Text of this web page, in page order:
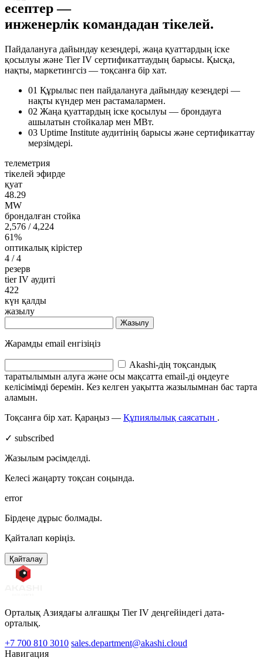
есептер —
инженерлік командадан тікелей.
Пайдалануға дайындау кезеңдері, жаңа қуаттардың іске
қосылуы және Tier IV сертификаттаудың барысы. Қысқа,
нақты, маркетингсіз — тоқсанға бір хат.
01 Құрылыс пен пайдалануға дайындау кезеңдері —
нақты күндер мен растамалармен.
02 Жаңа қуаттардың іске қосылуы — брондауға
ашылатын стойкалар мен МВт.
03 Uptime Institute аудитінің барысы және сертификаттау
мерзімдері.
телеметрия
тікелей эфирде
қуат
48.28
MW
брондалған стойка
2,576 / 4,224
61%
оптикалық кірістер
4 / 4
резерв
tier IV аудиті
422
күн қалды
жазылу
Жазылу
Жарамды email енгізіңіз
Akashi-дің тоқсандық
таратылымын алуға және осы мақсатта email-ді өңдеуге
келісімімді беремін. Кез келген уақытта жазылымнан бас тарта
аламын.
Тоқсанға бір хат. Қараңыз — Құпиялылық саясатын .
✓ subscribed
Жазылым рәсімделді.
Келесі жаңарту тоқсан соңында.
error
Бірдеңе дұрыс болмады.
Қайталап көріңіз.
Қайталау
Орталық Азиядағы алғашқы Tier IV деңгейіндегі дата-
орталық.
+7 700 810 3010 sales.department@akashi.cloud
Навигация